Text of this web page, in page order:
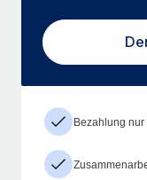
Bezahlung nur